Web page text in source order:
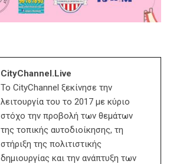
CityChannel.live
Το CityChannel ξεκίνησε την
λειτουργία του το 2017 με κύριο
στόχο την προβολή των θεμάτων
της τοπικής αυτοδιοίκησης, τη
στήριξη της πολιτιστικής
δημιουργίας και την ανάπτυξη των